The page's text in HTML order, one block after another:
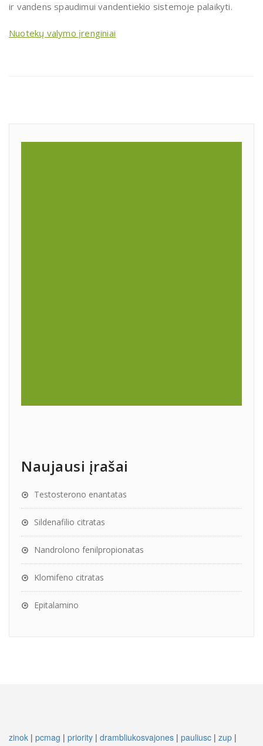
ir vandens spaudimui vandentiekio sistemoje palaikyti.
Nuotekų valymo įrenginiai
Naujausi įrašai
Testosterono enantatas
Sildenafilio citratas
Nandrolono fenilpropionatas
Klomifeno citratas
Epitalamino
zinok | pcmag | priority | drambliukosvajones | pauliusc | zup |